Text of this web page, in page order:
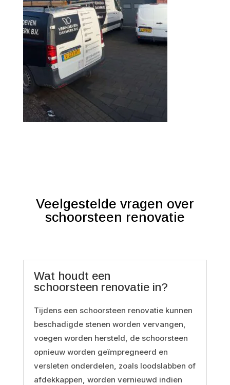
Veelgestelde vragen over
schoorsteen renovatie
Wat houdt een
schoorsteen renovatie in?
Tijdens een schoorsteen renovatie kunnen
beschadigde stenen worden vervangen,
voegen worden hersteld, de schoorsteen
opnieuw worden geïmpregneerd en
versleten onderdelen, zoals loodslabben of
afdekkappen, worden vernieuwd indien